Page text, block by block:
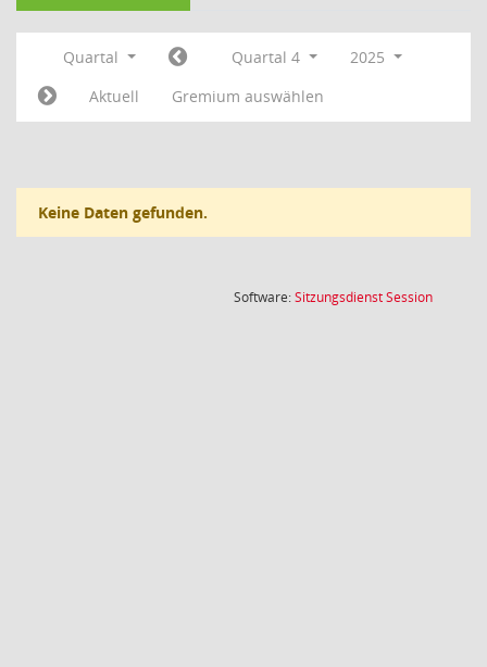
Quartal Quartal 4
2025
Aktuell
Gremium auswählen
Keine Daten gefunden.
Software:SitzungsdienstSession(Wird in